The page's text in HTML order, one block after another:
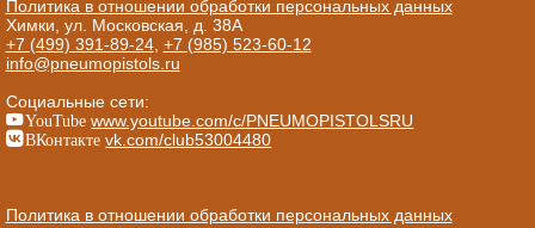
Политика в отношении обработки персональных данных
Химки, ул. Московская, д. 38А
+7 (499) 391-89-24, +7 (985) 523-60-12
info@pneumopistols.ru
Социальные сети:
YouTube www.youtube.com/c/PNEUMOPISTOLSRU
ВКонтакте vk.com/club53004480
Политика в отношении обработки персональных данных